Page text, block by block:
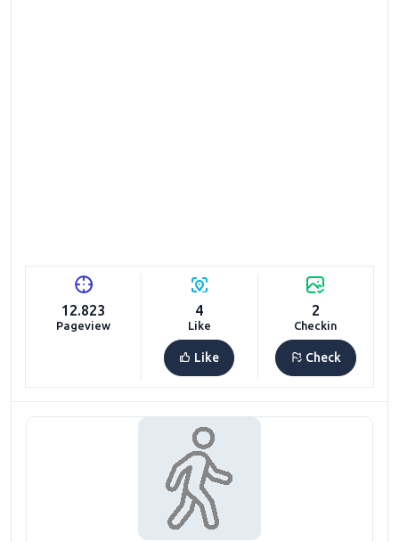
12.823
Pageview
4
Like
Like
2
Checkin
Check